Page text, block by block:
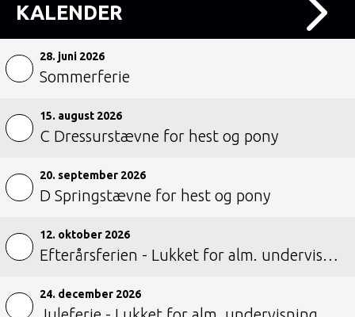
KALENDER
28. juni 2026
Sommerferie
15. august 2026
C Dressurstævne for hest og pony
20. september 2026
D Springstævne for hest og pony
12. oktober 2026
Efterårsferien - Lukket for alm. undervisning
24. december 2026